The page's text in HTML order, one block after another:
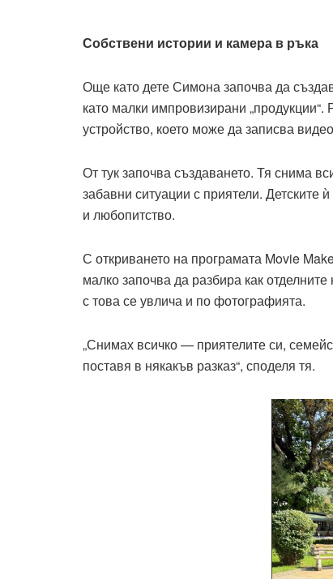
Собствени истории и камера в ръка
Още като дете Симона започва да
като малки импровизирани
устройство, което може да записва
От тук започва създаването. Тя снима
забавни ситуации с приятели. Детските
и любопитство.
С откриването на програмата Movie
малко започва да разбира как
с това се увлича и по фотографията.
„Снимах всичко — приятелите си,
поставя в някакъв разказ“, споделя тя.